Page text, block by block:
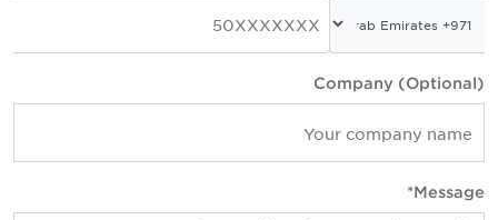
Company (Optional)
Message*